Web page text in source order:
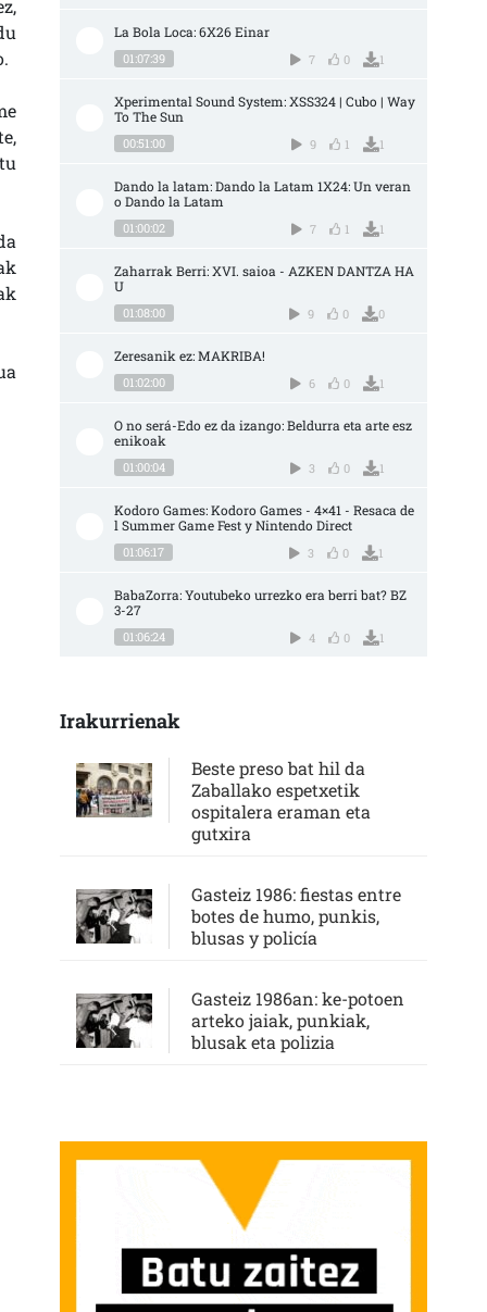
La Bola Loca: 6X26 Einar
01:07:39 7 0 1
Xperimental Sound System: XSS324 | Cubo | Way
To The Sun
00:51:00 9 1 1
Dando la latam: Dando la Latam 1X24: Un veran
o Dando la Latam
01:00:02 7 1 1
Zaharrak Berri: XVI. saioa - AZKEN DANTZA HA
U
01:08:00 9 0 0
Zeresanik ez: MAKRIBA!
01:02:00 6 0 1
O no será-Edo ez da izango: Beldurra eta arte esz
enikoak
01:00:04 3 0 1
Kodoro Games: Kodoro Games - 4×41 - Resaca de
l Summer Game Fest y Nintendo Direct
01:06:17 3 0 1
BabaZorra: Youtubeko urrezko era berri bat? BZ
3-27
01:06:24 4 0 1
Irakurrienak
Beste preso bat hil da
Zaballako espetxetik
ospitalera eraman eta
gutxira
Gasteiz 1986: fiestas entre
botes de humo, punkis,
blusas y policía
Gasteiz 1986an: ke-potoen
arteko jaiak, punkiak,
blusak eta polizia